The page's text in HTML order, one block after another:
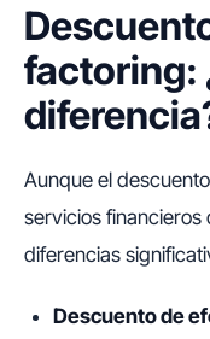
factoring:
Aunque el
servicios financieros
diferencias
Descuento de